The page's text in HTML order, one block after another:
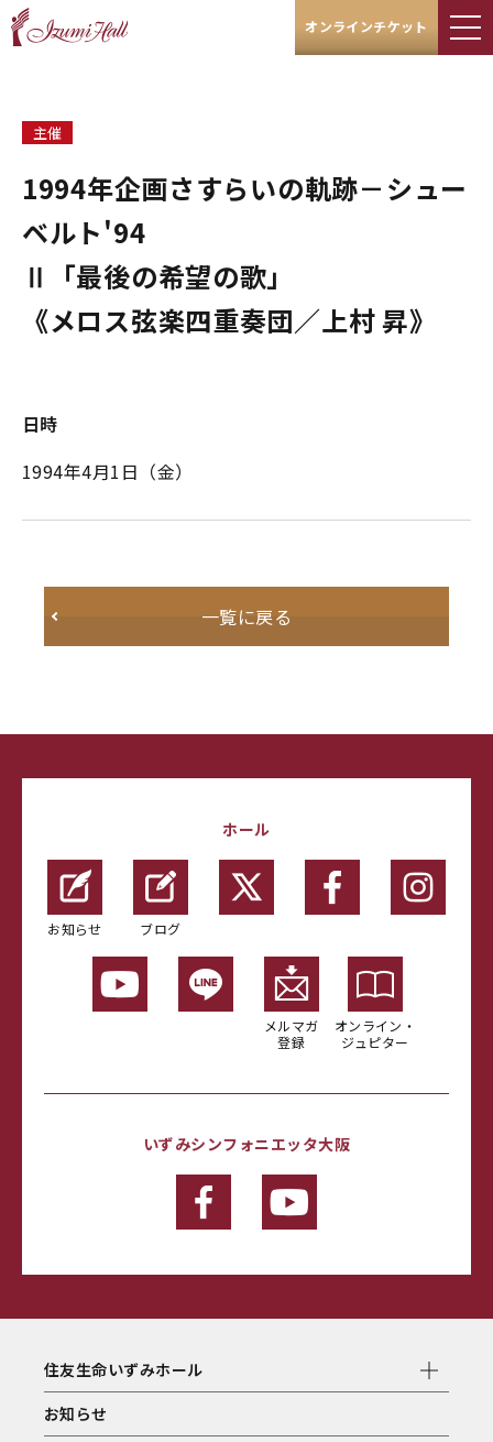
オンラインチケット
主催
1994年企画さすらいの軌跡－シュー
ベルト'94
Ⅱ「最後の希望の歌」
《メロス弦楽四重奏団／上村 昇》
日時
1994年4月1日（金）
一覧に戻る
ホール
お知らせ ブログ
メルマガ
登録
オンライン・
ジュピター
いずみシンフォニエッタ大阪
住友生命いずみホール
お知らせ